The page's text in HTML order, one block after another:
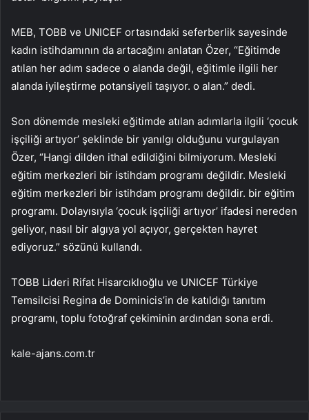
MEB, TOBB ve UNICEF ortasındaki seferberlik sayesinde
kadın istihdamının da artacağını anlatan Özer, “Eğitimde
atılan her adım sadece o alanda değil, eğitimle ilgili her
alanda iyileştirme potansiyeli taşıyor. o alan.” dedi.
Son dönemde mesleki eğitimde atılan adımlarla ilgili ‘çocuk
işçiliği artıyor’ şeklinde bir yanılgı olduğunu vurgulayan
Özer, “Hangi dilden ithal edildiğini bilmiyorum. Mesleki
eğitim merkezleri bir istihdam programı değildir. Mesleki
eğitim merkezleri bir istihdam programı değildir. bir eğitim
programı. Dolayısıyla ‘çocuk işçiliği artıyor’ ifadesi nereden
geliyor, nasıl bir algıya yol açıyor, gerçekten hayret
ediyoruz.” sözünü kullandı.
TOBB Lideri Rifat Hisarcıklıoğlu ve UNICEF Türkiye
Temsilcisi Regina de Dominicis’in de katıldığı tanıtım
programı, toplu fotoğraf çekiminin ardından sona erdi.
kale-ajans.com.tr